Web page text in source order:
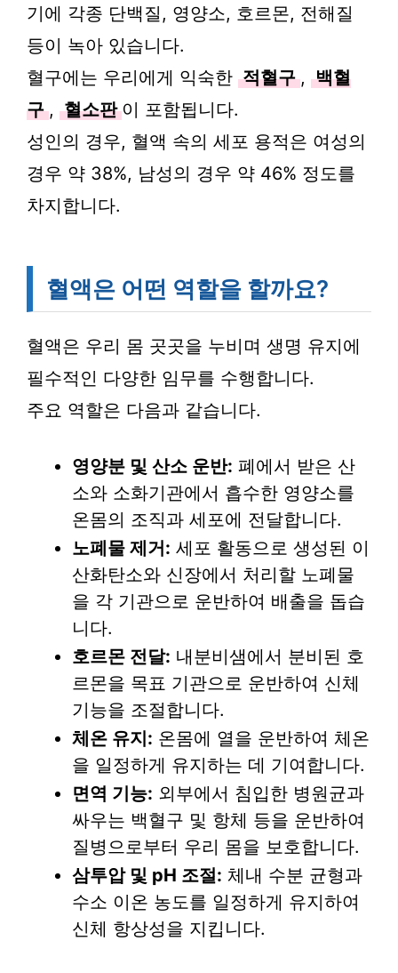
기에 각종 단백질, 영양소, 호르몬, 전해질
등이 녹아 있습니다.
혈구에는 우리에게 익숙한 적혈구 , 백혈
구 , 혈소판 이 포함됩니다.
성인의 경우, 혈액 속의 세포 용적은 여성의
경우 약 38%, 남성의 경우 약 46% 정도를
차지합니다.
혈액은 어떤 역할을 할까요?
혈액은 우리 몸 곳곳을 누비며 생명 유지에
필수적인 다양한 임무를 수행합니다.
주요 역할은 다음과 같습니다.
영양분 및 산소 운반: 폐에서 받은 산
소와 소화기관에서 흡수한 영양소를
온몸의 조직과 세포에 전달합니다.
노폐물 제거: 세포 활동으로 생성된 이
산화탄소와 신장에서 처리할 노폐물
을 각 기관으로 운반하여 배출을 돕습
니다.
호르몬 전달: 내분비샘에서 분비된 호
르몬을 목표 기관으로 운반하여 신체
기능을 조절합니다.
체온 유지: 온몸에 열을 운반하여 체온
을 일정하게 유지하는 데 기여합니다.
면역 기능: 외부에서 침입한 병원균과
싸우는 백혈구 및 항체 등을 운반하여
질병으로부터 우리 몸을 보호합니다.
삼투압 및 pH 조절: 체내 수분 균형과
수소 이온 농도를 일정하게 유지하여
신체 항상성을 지킵니다.